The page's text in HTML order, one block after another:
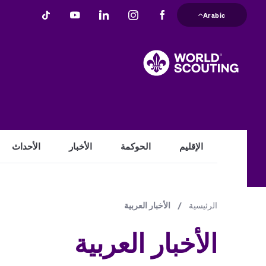
تجاوز
Arabic
الإقليم الحوكمة الأخبار الأحداث
مسار
التنقل
الرئيسية / الأخبار العربية
الأخبار العربية